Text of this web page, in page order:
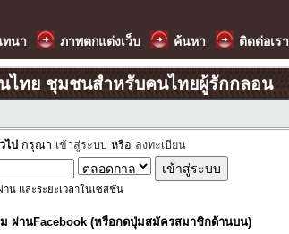
ทนา ภาพตกแต่งเว็บ ค้นหา ติดต่อเรา
ไทย ชุมชนสำหรับคนไทยผู้รักกลอน
ไป กรุณา เข้าสู่ระบบ หรือ ลงทะเบียน
น และระยะเวลาในเซสชั่น
ผ่านFacebook (หรือกดปุ่มสมัครสมาชิกด้านบน)